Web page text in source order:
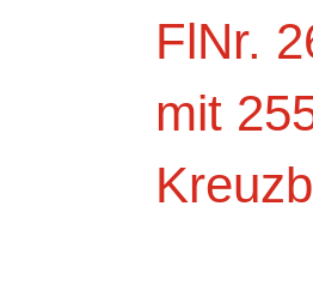
FlNr.
mit